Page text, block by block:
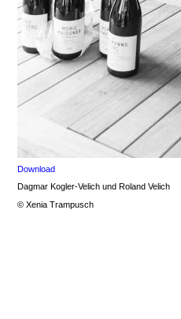
Download
Dagmar Kogler-Velich und Roland Velich
© Xenia Trampusch